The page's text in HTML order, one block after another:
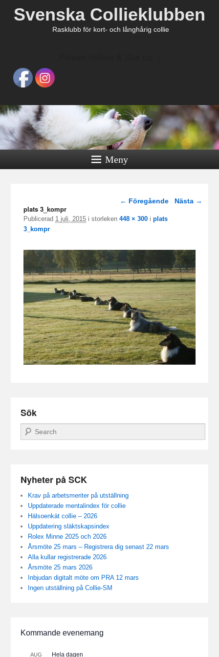
Svenska Collieklubben
Rasklubb för kort- och långhårig collie
Meny
Bildnavigering
← Föregående Nästa →
plats 3_kompr
Publicerad 1 juli, 2015 i storleken448 × 300 iplats
3_kompr
Sök
Sök
Nyheter på SCK
Krav på arbetsmeriter på utställning
Uppdaterade mentalindex för collie
Hälsoenkät collie – 2026
Uppdatering släktskapsindex
Rolex Minne 2025 och 2026
Årsmöte 25 mars – Registrera dig senast 22 mars
Alla kullar registrerade 2026
Årsmöte 25 mars 2026
Inbjudan digitalt möte om PRA 12 mars
Ingen utställning på Collie-SM
Kommande evenemang
AUG Hela dagen